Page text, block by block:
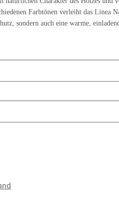
Farbtönen verleiht das Linea
sondern auch eine warme,